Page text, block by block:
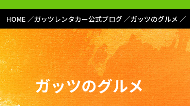
HOME ガッツレンタカー公式ブログ ガッツのグルメ
ガッツのグルメ